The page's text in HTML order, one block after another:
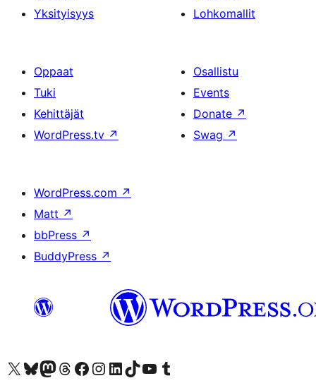
Yksityisyys
Lohkomallit
Oppaat
Tuki
Kehittäjät
WordPress.tv ↗
Osallistu
Events
Donate ↗
Swag ↗
WordPress.com ↗
Matt ↗
bbPress ↗
BuddyPress ↗
Visit our X (formerly Twitter) account
Visit our Bluesky account
Visit our Mastodon account
Visit our Threads account
Visit our Facebook page
Visit our Instagram account
Visit our LinkedIn account
Visit our TikTok account
Näytä YouTube-kanava
Visit our Tumblr account